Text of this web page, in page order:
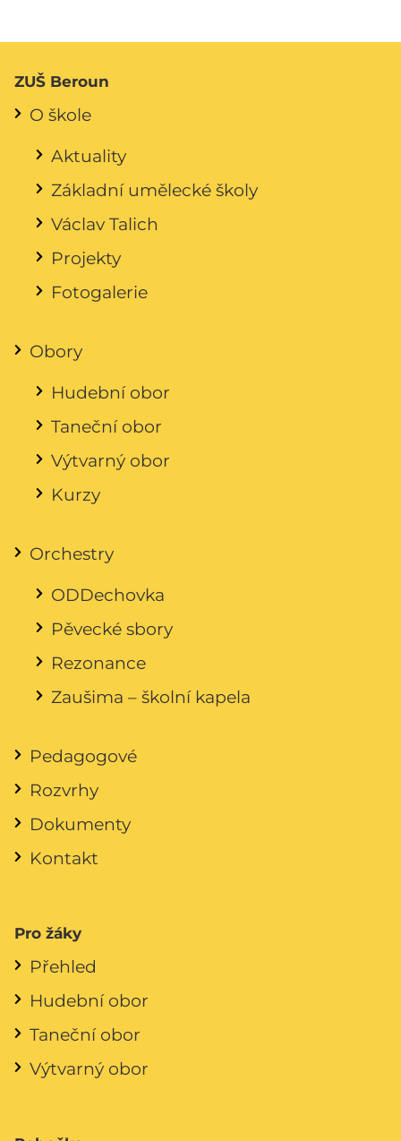
ZUŠ Beroun
O škole
Aktuality
Základní umělecké školy
Václav Talich
Projekty
Fotogalerie
Obory
Hudební obor
Taneční obor
Výtvarný obor
Kurzy
Orchestry
ODDechovka
Pěvecké sbory
Rezonance
Zaušima – školní kapela
Pedagogové
Rozvrhy
Dokumenty
Kontakt
Pro žáky
Přehled
Hudební obor
Taneční obor
Výtvarný obor